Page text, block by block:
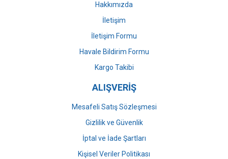
Hakkımızda
İletişim
İletişim Formu
Havale Bildirim Formu
Kargo Takibi
ALIŞVERİŞ
Mesafeli Satış Sözleşmesi
Gizlilik ve Güvenlik
İptal ve İade Şartları
Kişisel Veriler Politikası